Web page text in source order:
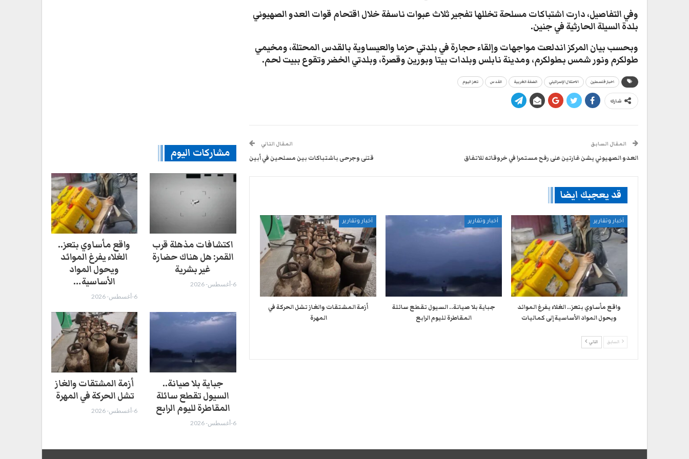
وفي التفاصيل، دارت اشتباكات مسلحة تخللها تفجير ثلاث عبوات ناسفة خلال اقتحام قوات العدو الصهيوني
بلدة السيلة الحارثية في جنين.
وبحسب بيان المركز اندلعت مواجهات وإلقاء حجارة في بلدتي حزما والعيساوية بالقدس المحتلة، ومخيمي
طولكرم ونور شمس بطولكرم، ومدينة نابلس وبلدات بيتا وبورين وقصرة، وبلدتي الخضر وتقوع ببيت لحم.
اخبار فلسطين الاحتلال الإسرائيلي الضفة الغربية القدس تعز اليوم
شارك
المقال السابق
العدو الصهيوني يشن غارتين على رفح مستمرا في خروقاته للاتفاق
المقال التالي
قتلى وجرحى باشتباكات بين مسلحين في أبين
قد يعجبك ايضا
أخبار وتقارير
واقع مأساوي بتعز.. الغلاء يفرغ الموائد
ويحول المواد الأساسية إلى كماليات
أخبار وتقارير
جباية بلا صيانة.. السيول تقطع سائلة
المقاطرة لليوم الرابع
أخبار وتقارير
أزمة المشتقات والغاز تشل الحركة في
المهرة ​
السابق التالي
مشاركات اليوم
اكتشافات مذهلة قرب
القمر: هل هناك حضارة
غير بشرية
6-أغسطس- 2026
واقع مأساوي بتعز..
الغلاء يفرغ الموائد
ويحول المواد
الأساسية…
6-أغسطس- 2026
جباية بلا صيانة..
السيول تقطع سائلة
المقاطرة لليوم الرابع
6-أغسطس- 2026
أزمة المشتقات والغاز
تشل الحركة في المهرة ​
6-أغسطس- 2026